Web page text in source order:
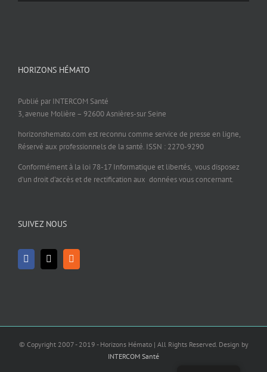
HORIZONS HÉMATO
Publié par INTERCOM Santé
3, avenue Molière – 92600 Asnières-sur Seine
horizonshemato.com est reconnu comme service de presse en ligne,
Réservé aux professionnels de la santé. ISSN : 2270-9290
Conformément à la loi 78-17 Informatique et libertés, vous disposez
d’un droit d’accès et de rectification aux données vous concernant.
SUIVEZ NOUS
© Copyright 2007 - 2019 - Horizons Hémato | All Rights Reserved. Design by
INTERCOM Santé